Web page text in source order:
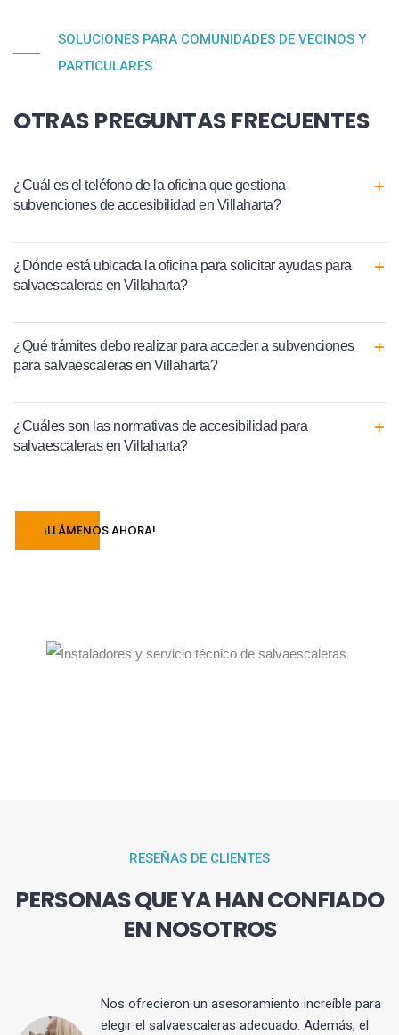
SOLUCIONES PARA COMUNIDADES DE VECINOS Y
PARTICULARES
OTRAS PREGUNTAS FRECUENTES
¿Cuál es el teléfono de la oficina que gestiona
subvenciones de accesibilidad en Villaharta?
¿Dónde está ubicada la oficina para solicitar ayudas para
salvaescaleras en Villaharta?
¿Qué trámites debo realizar para acceder a subvenciones
para salvaescaleras en Villaharta?
¿Cuáles son las normativas de accesibilidad para
salvaescaleras en Villaharta?
¡LLÁMENOS AHORA!
RESEÑAS DE CLIENTES
PERSONAS QUE YA HAN CONFIADO
EN NOSOTROS
Nos ofrecieron un asesoramiento increíble para
elegir el salvaescaleras adecuado. Además, el